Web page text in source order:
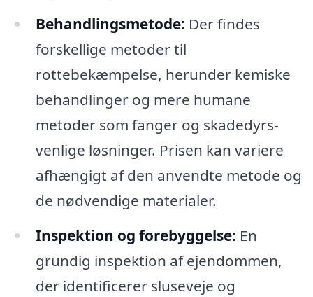
Behandlingsmetode: Der findes
forskellige metoder til
rottebekæmpelse, herunder kemiske
behandlinger og mere humane
metoder som fanger og skadedyrs-
venlige løsninger. Prisen kan variere
afhængigt af den anvendte metode og
de nødvendige materialer.
Inspektion og forebyggelse: En
grundig inspektion af ejendommen,
der identificerer sluseveje og